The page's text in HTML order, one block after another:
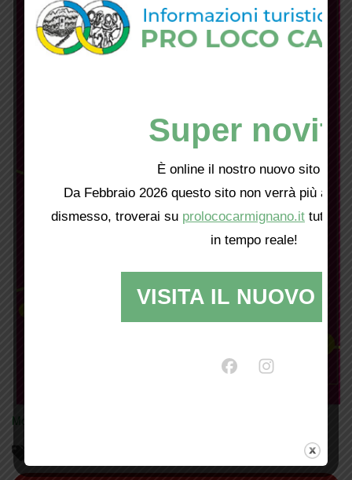
Mostra tutte le locandine
Super
È online il nostro nuovo sito web!
Da Febbraio 2026 questo sito non verrà più
dismesso, troverai su prolococarmignano.it tutti i
in tempo reale!
VISITA IL NUOVO